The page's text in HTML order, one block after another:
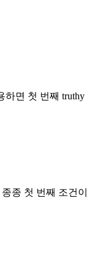
하면 첫 번째 truthy
종 첫 번째 조건이